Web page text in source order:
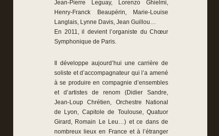
Jean-Pierre Leguay, Lorenzo Ghielmi,
Henry-Franck Beaupérin, Marie-Louise
Langlais, Lynne Davis, Jean Guillou…
En 2011, il devient l’organiste du Chœur
Symphonique de Paris.
Il développe aujourd’hui une carrière de
soliste et d’accompagnateur qui l’a amené
à se produire en compagnie d’ensembles
et d’artistes de renom (Didier Sandre,
Jean-Loup Chrétien, Orchestre National
de Lyon, Capitole de Toulouse, Quatuor
Girard, Romain Le Leu…) et ce dans de
nombreux lieux en France et à l’étranger